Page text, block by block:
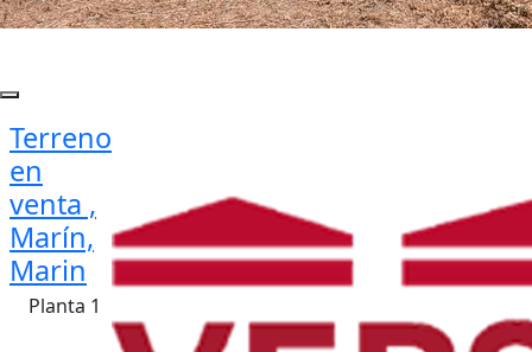
Terreno
en
venta ,
Marín,
Marin
Planta 1